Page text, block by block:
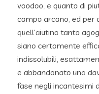
voodoo, e quanto di
campo arcano, ed per
quell’aiutino tanto
siano certamente
indissolubili,
e abbandonato una
fase negli incantesimi